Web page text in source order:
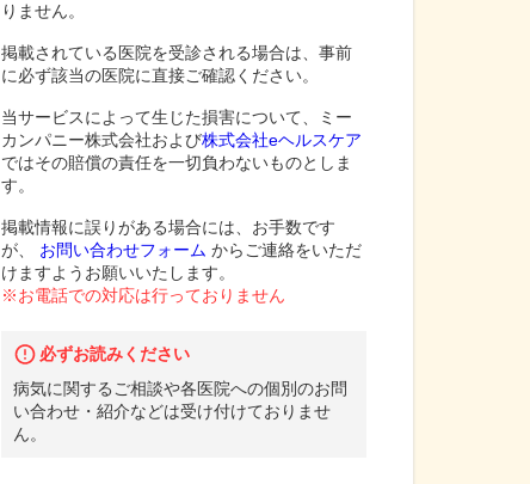
りません。
掲載されている医院を受診される場合は、事前
に必ず該当の医院に直接ご確認ください。
当サービスによって生じた損害について、ミー
カンパニー株式会社および株式会社eヘルスケア
ではその賠償の責任を一切負わないものとしま
す。
掲載情報に誤りがある場合には、お手数です
が、
お問い合わせフォーム からご連絡をいただ
けますようお願いいたします。
※お電話での対応は行っておりません
必ずお読みください
病気に関するご相談や各医院への個別のお問
い合わせ・紹介などは受け付けておりませ
ん。